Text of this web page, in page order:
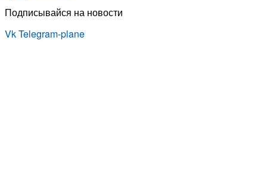
Подписывайся на новости
VkTelegram-plane